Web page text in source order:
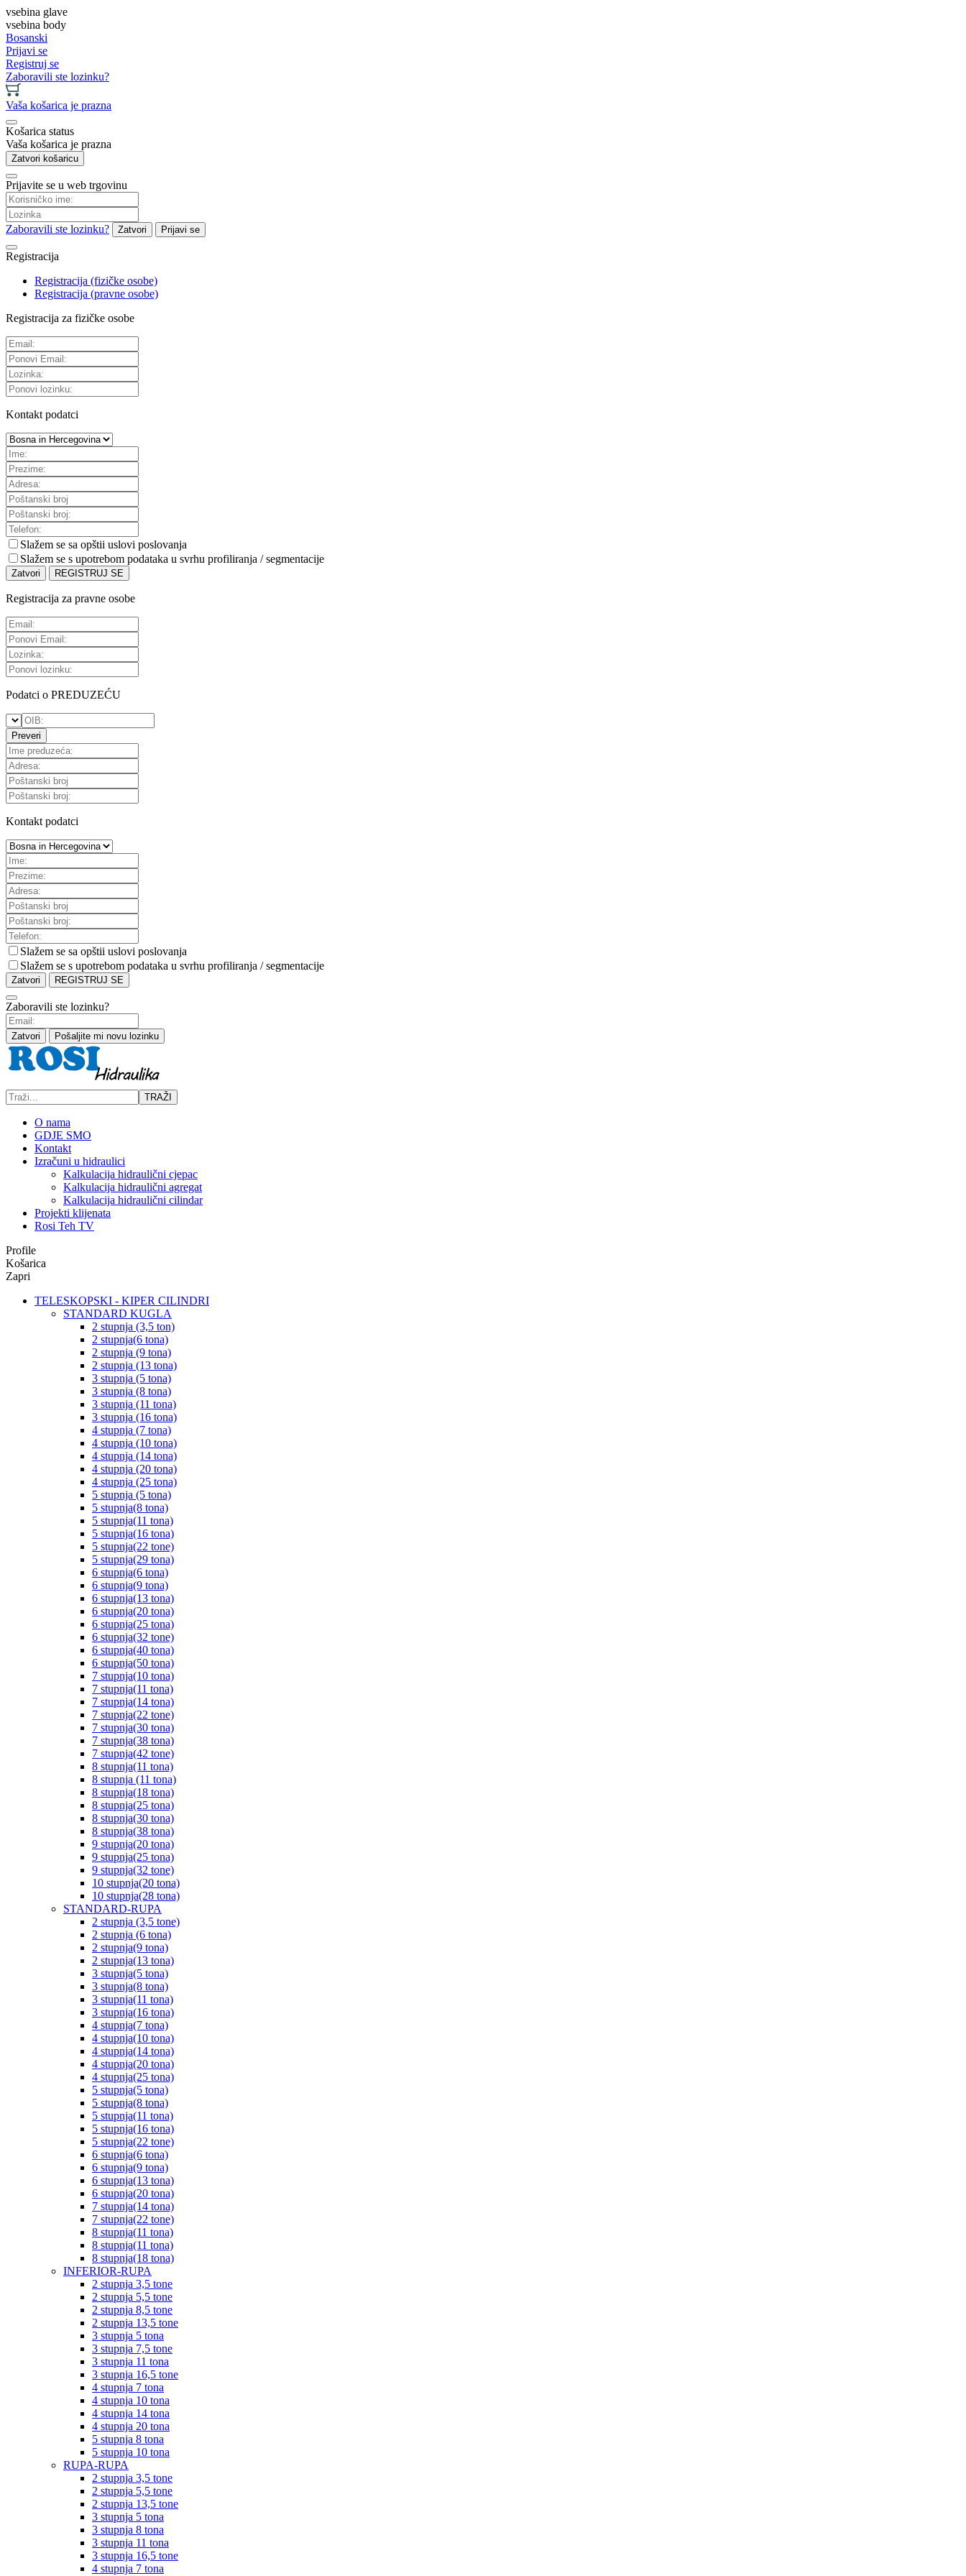
vsebina glave
vsebina body
Bosanski
Prijavi se
Registruj se
Zaboravili ste lozinku?
Vaša košarica je prazna
Košarica status
Vaša košarica je prazna
Zatvori košaricu
Prijavite se u web trgovinu
Zaboravili ste lozinku? Zatvori Prijavi se
Registracija
Registracija (fizičke osobe)
Registracija (pravne osobe)
Registracija za fizičke osobe
Kontakt podatci
Slažem se sa opštii uslovi poslovanja
Slažem se s upotrebom podataka u svrhu profiliranja / segmentacije
Zatvori REGISTRUJ SE
Registracija za pravne osobe
Podatci o PREDUZEĆU
Preveri
Kontakt podatci
Slažem se sa opštii uslovi poslovanja
Slažem se s upotrebom podataka u svrhu profiliranja / segmentacije
Zatvori REGISTRUJ SE
Zaboravili ste lozinku?
Zatvori Pošaljite mi novu lozinku
TRAŽI
O nama
GDJE SMO
Kontakt
Izračuni u hidraulici
Kalkulacija hidraulični cjepac
Kalkulacija hidraulični agregat
Kalkulacija hidraulični cilindar
Projekti klijenata
Rosi Teh TV
Profile
Košarica
Zapri
TELESKOPSKI - KIPER CILINDRI
STANDARD KUGLA
2 stupnja (3,5 ton)
2 stupnja(6 tona)
2 stupnja (9 tona)
2 stupnja (13 tona)
3 stupnja (5 tona)
3 stupnja (8 tona)
3 stupnja (11 tona)
3 stupnja (16 tona)
4 stupnja (7 tona)
4 stupnja (10 tona)
4 stupnja (14 tona)
4 stupnja (20 tona)
4 stupnja (25 tona)
5 stupnja (5 tona)
5 stupnja(8 tona)
5 stupnja(11 tona)
5 stupnja(16 tona)
5 stupnja(22 tone)
5 stupnja(29 tona)
6 stupnja(6 tona)
6 stupnja(9 tona)
6 stupnja(13 tona)
6 stupnja(20 tona)
6 stupnja(25 tona)
6 stupnja(32 tone)
6 stupnja(40 tona)
6 stupnja(50 tona)
7 stupnja(10 tona)
7 stupnja(11 tona)
7 stupnja(14 tona)
7 stupnja(22 tone)
7 stupnja(30 tona)
7 stupnja(38 tona)
7 stupnja(42 tone)
8 stupnja(11 tona)
8 stupnja (11 tona)
8 stupnja(18 tona)
8 stupnja(25 tona)
8 stupnja(30 tona)
8 stupnja(38 tona)
9 stupnja(20 tona)
9 stupnja(25 tona)
9 stupnja(32 tone)
10 stupnja(20 tona)
10 stupnja(28 tona)
STANDARD-RUPA
2 stupnja (3,5 tone)
2 stupnja (6 tona)
2 stupnja(9 tona)
2 stupnja(13 tona)
3 stupnja(5 tona)
3 stupnja(8 tona)
3 stupnja(11 tona)
3 stupnja(16 tona)
4 stupnja(7 tona)
4 stupnja(10 tona)
4 stupnja(14 tona)
4 stupnja(20 tona)
4 stupnja(25 tona)
5 stupnja(5 tona)
5 stupnja(8 tona)
5 stupnja(11 tona)
5 stupnja(16 tona)
5 stupnja(22 tone)
6 stupnja(6 tona)
6 stupnja(9 tona)
6 stupnja(13 tona)
6 stupnja(20 tona)
7 stupnja(14 tona)
7 stupnja(22 tone)
8 stupnja(11 tona)
8 stupnja(11 tona)
8 stupnja(18 tona)
INFERIOR-RUPA
2 stupnja 3,5 tone
2 stupnja 5,5 tone
2 stupnja 8,5 tone
2 stupnja 13,5 tone
3 stupnja 5 tona
3 stupnja 7,5 tone
3 stupnja 11 tona
3 stupnja 16,5 tone
4 stupnja 7 tona
4 stupnja 10 tona
4 stupnja 14 tona
4 stupnja 20 tona
5 stupnja 8 tona
5 stupnja 10 tona
RUPA-RUPA
2 stupnja 3,5 tone
2 stupnja 5,5 tone
2 stupnja 13,5 tone
3 stupnja 5 tona
3 stupnja 8 tona
3 stupnja 11 tona
3 stupnja 16,5 tone
4 stupnja 7 tona